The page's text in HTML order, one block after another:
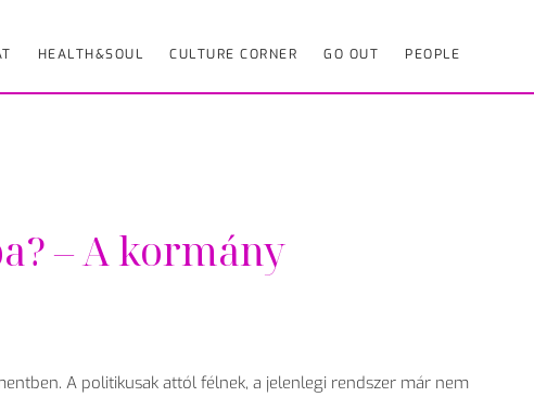
HEALTH&SOUL CULTURE CORNER GO OUT PEOPLE
– A kormány
A politikusak attól félnek, a jelenlegi rendszer már nem